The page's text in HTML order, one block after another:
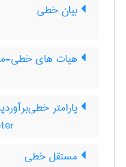
بیان خطی
هیات های خطی-
پارامتر
مستقل خطی